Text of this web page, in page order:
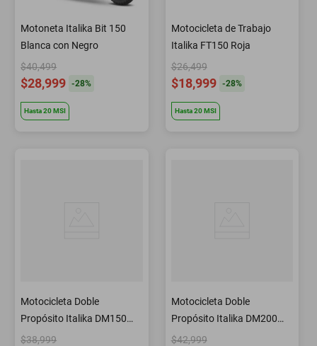
Motoneta Italika Bit 150
Blanca con Negro
$40,499
$28,999 -28%
Hasta20MSI
Motocicleta de Trabajo
Italika FT150 Roja
$26,499
$18,999 -28%
Hasta20MSI
Motocicleta Doble
Propósito Italika DM150
con GPS Blanca
$38,999
Motocicleta Doble
Propósito Italika DM200
Con GPS Azul
$42,999